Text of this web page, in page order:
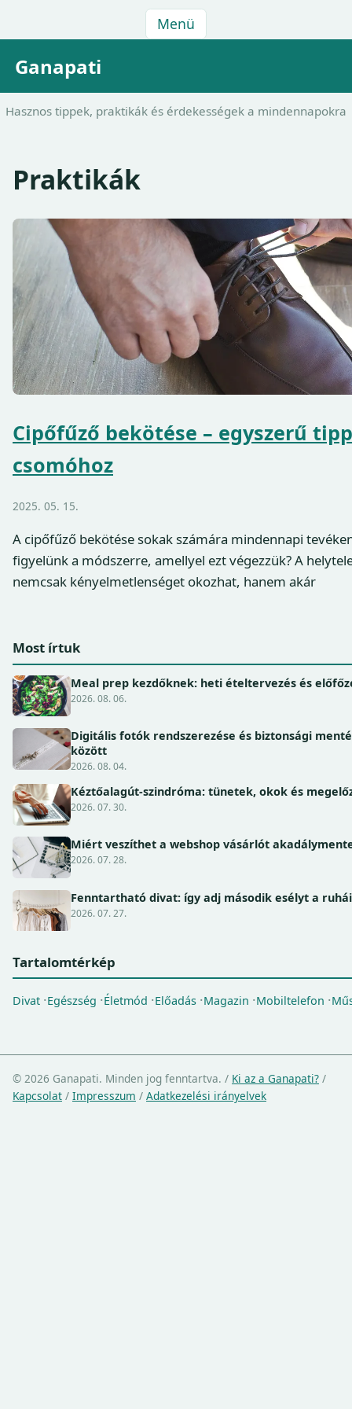
Menü
Ganapati
Hasznos tippek, praktikák és érdekességek a mindennapokra
Praktikák
Cipőfűző bekötése – egyszerű
csomóhoz
2025. 05. 15.
A cipőfűző bekötése sokak számára mindennapi
figyelünk a módszerre, amellyel ezt végezzük? A
nemcsak kényelmetlenséget okozhat, hanem akár
Most írtuk
Meal prep kezdőknek: heti ételtervezés és
2026. 08. 06.
Digitális fotók rendszerezése és biztonsági
között
2026. 08. 04.
Kéztőalagút-szindróma: tünetek, okok és
2026. 07. 30.
Miért veszíthet a webshop vásárlót
2026. 07. 28.
Fenntartható divat: így adj második esélyt a
2026. 07. 27.
Tartalomtérkép
Divat Egészség Életmód Előadás Magazin Mobiltelefon
© 2026 Ganapati. Minden jog fenntartva. / Ki az a Ganapati? /
Kapcsolat / Impresszum / Adatkezelési irányelvek